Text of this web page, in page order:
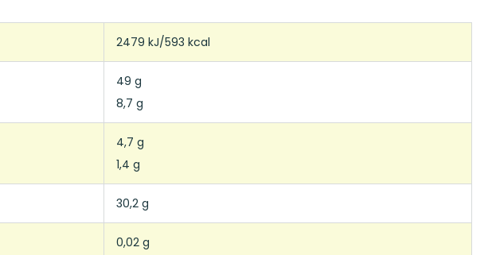
2479 kJ/593 kcal
49 g
8,7 g
4,7 g
1,4 g
30,2 g
0,02 g